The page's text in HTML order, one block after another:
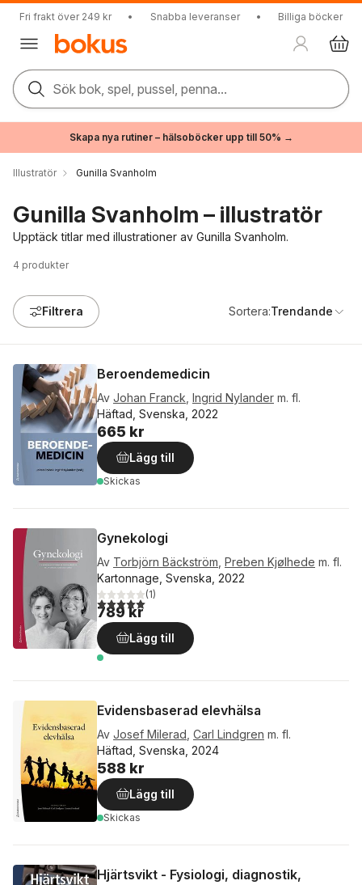
Fri frakt över 249 kr • Snabba leveranser • Billiga böcker
Sök bok, spel, pussel, penna...
Skapa nya rutiner – hälsoböcker upp till 50% →
Illustratör Gunilla Svanholm
Gunilla Svanholm – illustratör
Upptäck titlar med illustrationer av Gunilla Svanholm.
4 produkter
Filtrera Sortera:Trendande
Beroendemedicin
Av Johan Franck Ingrid Nylander m. fl.
Häftad, Svenska, 2022
665 kr
Lägg till
Skickas
Gynekologi
Av Torbjörn Bäckström Preben Kjølhede m. fl.
Kartonnage, Svenska, 2022
5,0utav 5 stjärnor. Totalt antal röster:
(1)
789 kr
Lägg till
Evidensbaserad elevhälsa
Av Josef Milerad Carl Lindgren m. fl.
Häftad, Svenska, 2024
588 kr
Lägg till
Skickas
Hjärtsvikt - Fysiologi, diagnostik,